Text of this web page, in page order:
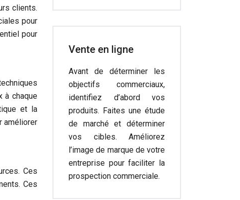
clients.
pour
pour
à chaque
et la
améliorer
Ces
Ces
Vente en ligne
Avant de déterminer les
objectifs commerciaux,
identifiez d’abord vos
produits. Faites une étude
de marché et déterminer
vos cibles. Améliorez
l’image de marque de votre
entreprise pour faciliter la
prospection commerciale.